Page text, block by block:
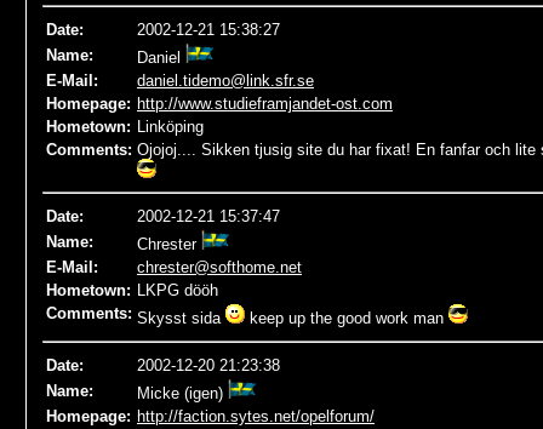
Date:
2002-12-21 15:38:27
Name:
Daniel
E-Mail:
daniel.tidemo@link.sfr.se
Homepage: http://www.studieframjandet-ost.com
Hometown: Linköping
Comments: Ojojoj.... Sikken tjusig site du har fixat! En fanfar och lite
Date:
2002-12-21 15:37:47
Name:
Chrester
E-Mail:
chrester@softhome.net
Hometown: LKPG dööh
Comments: Skysst sida keep up the good work man
Date:
2002-12-20 21:23:38
Name:
Micke (igen)
Homepage: http://faction.sytes.net/opelforum/